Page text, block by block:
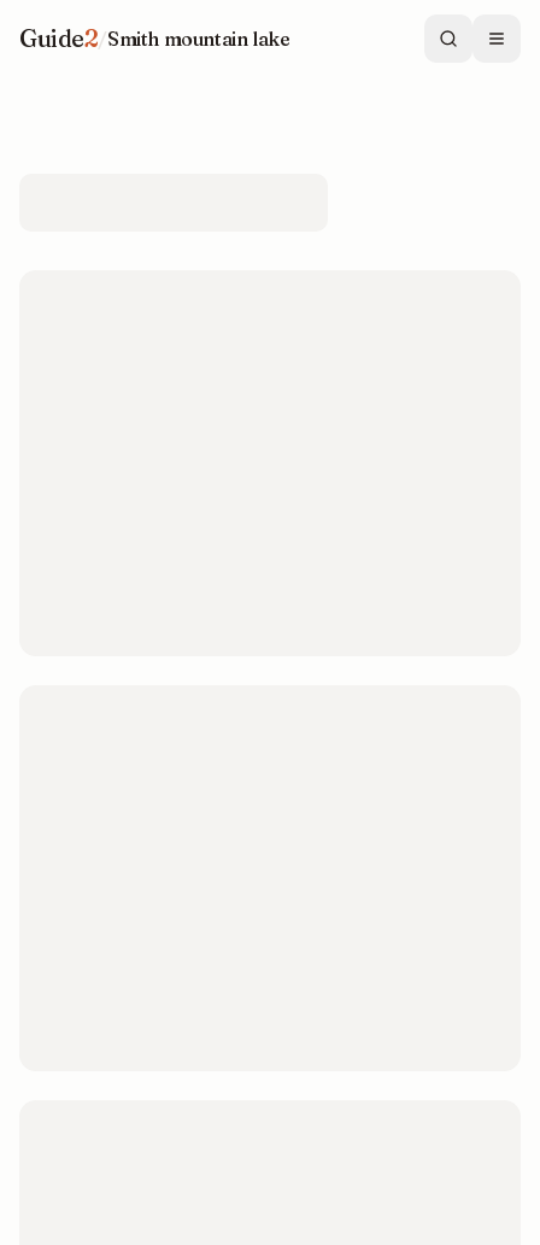
Guide2/Smith mountain lake